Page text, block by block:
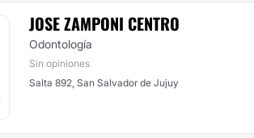
JOSE ZAMPONI CENTRO
Odontología
Sin opiniones
Salta 892, San Salvador de Jujuy